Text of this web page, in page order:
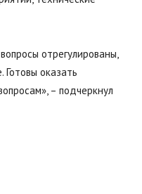
отрегулированы,
оказать
– подчеркнул